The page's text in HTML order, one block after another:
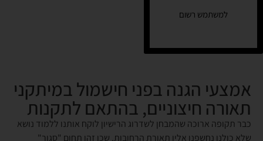
למשתמש רשום
אמצעי הגנה בפני חישמול במיתקני
תאורה חיצוניים, בהתאם לתקנות
כבר תקופה ארוכה שהמבחן לשדרוג הרישיון לוקח אותנו ללמוד נושא
שלא כולנו נחשפנו אליו תאורת הרחובות, שכן זהו תחום "סגור"